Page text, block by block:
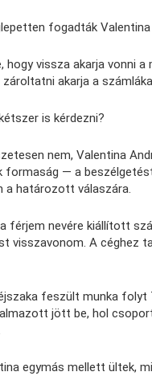
fogadták
hogy vissza akarja vonni a
zároltatni akarja a
is kérdezni?
nem, Valentina
formaság — a
a határozott válaszára.
férjem nevére kiállított
visszavonom. A céghez
feszült munka folyt
jött be, hol
egymás mellett ültek,